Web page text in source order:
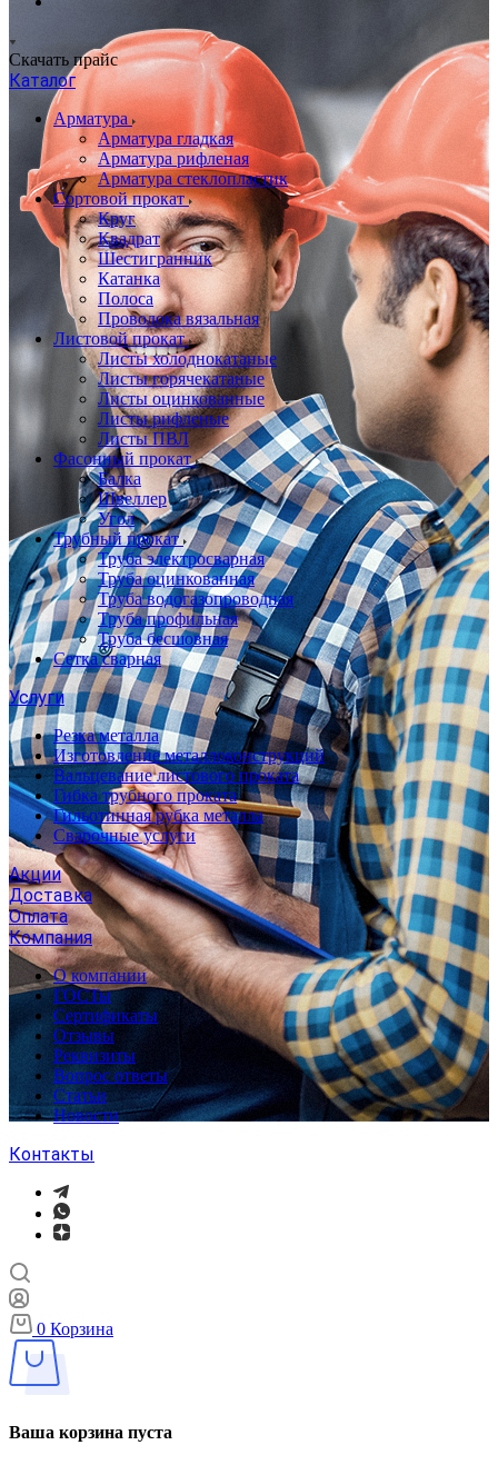
Скачать прайс
Каталог
Арматура
Арматура гладкая
Арматура рифленая
Арматура стеклопластик
Сортовой прокат
Круг
Квадрат
Шестигранник
Катанка
Полоса
Проволока вязальная
Листовой прокат
Листы холоднокатаные
Листы горячекатаные
Листы оцинкованные
Листы рифленые
Листы ПВЛ
Фасонный прокат
Балка
Швеллер
Угол
Трубный прокат
Труба электросварная
Труба оцинкованная
Труба водогазопроводная
Труба профильная
Труба бесшовная
Сетка сварная
Услуги
Резка металла
Изготовление металлоконструкций
Вальцевание листового проката
Гибка трубного проката
Гильотинная рубка металла
Сварочные услуги
Акции
Доставка
Оплата
Компания
О компании
ГОСТы
Сертификаты
Отзывы
Реквизиты
Вопрос ответы
Статьи
Новости
Контакты
0 Корзина
Ваша корзина пуста